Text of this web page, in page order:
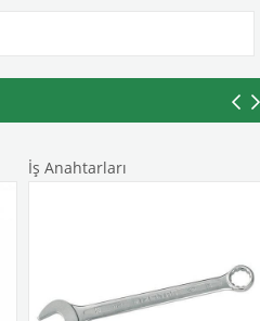
İş Anahtarları